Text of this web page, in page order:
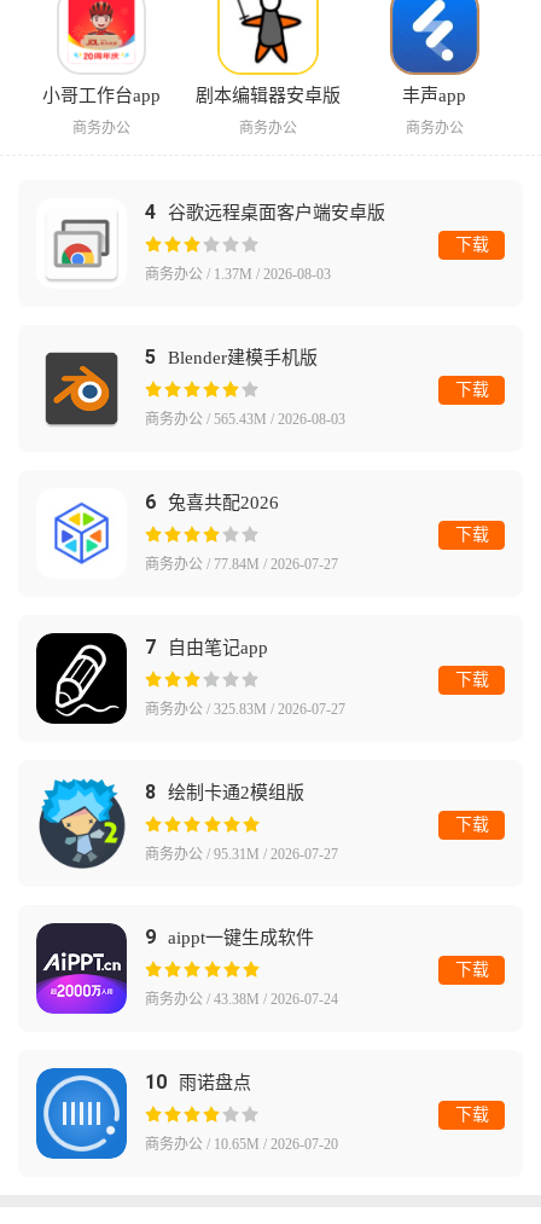
小哥工作台app
商务办公
剧本编辑器安卓版
商务办公
丰声app
商务办公
4 谷歌远程桌面客户端安卓版
商务办公 / 1.37M / 2026-08-03
下载
5 Blender建模手机版
商务办公 / 565.43M / 2026-08-03
下载
6 兔喜共配2026
商务办公 / 77.84M / 2026-07-27
下载
7 自由笔记app
商务办公 / 325.83M / 2026-07-27
下载
8 绘制卡通2模组版
商务办公 / 95.31M / 2026-07-27
下载
9 aippt一键生成软件
商务办公 / 43.38M / 2026-07-24
下载
10 雨诺盘点
商务办公 / 10.65M / 2026-07-20
下载